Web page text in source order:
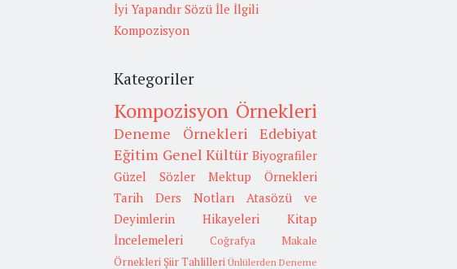
İyi Yapandır Sözü İle İlgili
Kompozisyon
Kategoriler
Kompozisyon Örnekleri
Deneme Örnekleri
Edebiyat
Eğitim Genel Kültür Biyografiler
Güzel Sözler
Mektup Örnekleri
Tarih
Ders Notları
Atasözü ve
Deyimlerin Hikayeleri
Kitap
İncelemeleri
Coğrafya
Makale
Örnekleri Şiir Tahlilleri Ünlülerden Deneme